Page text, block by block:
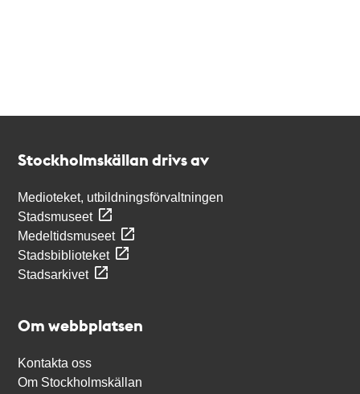
Stockholmskällan drivs av
Medioteket, utbildningsförvaltningen
Stadsmuseet
Medeltidsmuseet
Stadsbiblioteket
Stadsarkivet
Om webbplatsen
Kontakta oss
Om Stockholmskällan